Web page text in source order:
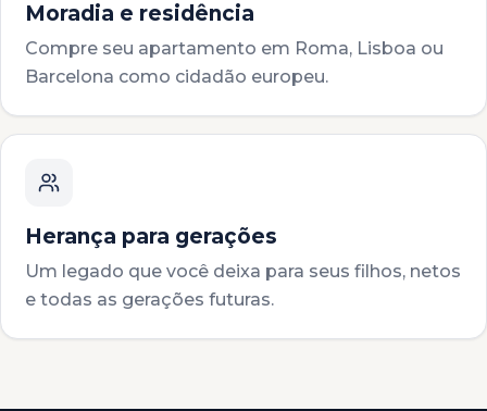
Moradia e residência
Compre seu apartamento em Roma, Lisboa ou
Barcelona como cidadão europeu.
Herança para gerações
Um legado que você deixa para seus filhos, netos
e todas as gerações futuras.